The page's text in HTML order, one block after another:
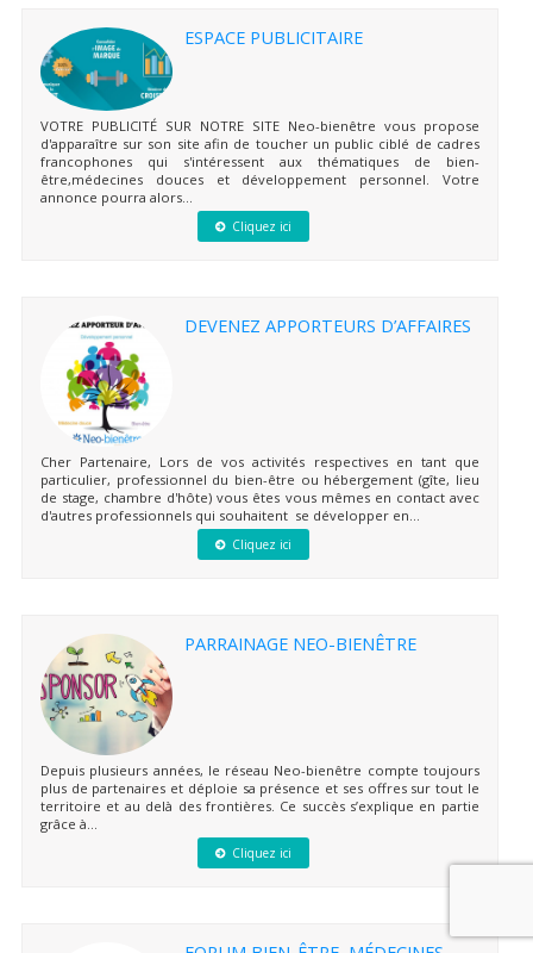
ESPACE PUBLICITAIRE
VOTRE PUBLICITÉ SUR NOTRE SITE Neo-bienêtre vous propose
d'apparaître sur son site afin de toucher un public ciblé de cadres
francophones qui s'intéressent aux thématiques de bien-
être,médecines douces et développement personnel. Votre
annonce pourra alors...
Cliquez ici
DEVENEZ APPORTEURS D’AFFAIRES
Cher Partenaire, Lors de vos activités respectives en tant que
particulier, professionnel du bien-être ou hébergement (gîte, lieu
de stage, chambre d'hôte) vous êtes vous mêmes en contact avec
d'autres professionnels qui souhaitent se développer en...
Cliquez ici
PARRAINAGE NEO-BIENÊTRE
Depuis plusieurs années, le réseau Neo-bienêtre compte toujours
plus de partenaires et déploie sa présence et ses offres sur tout le
territoire et au delà des frontières. Ce succès s’explique en partie
grâce à...
Cliquez ici